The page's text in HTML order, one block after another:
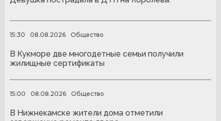
15:30 08.08.2026 Общество
В Кукморе две многодетные семьи получили
жилищные сертификаты
15:00 08.08.2026 Общество
В Нижнекамске жители дома отметили